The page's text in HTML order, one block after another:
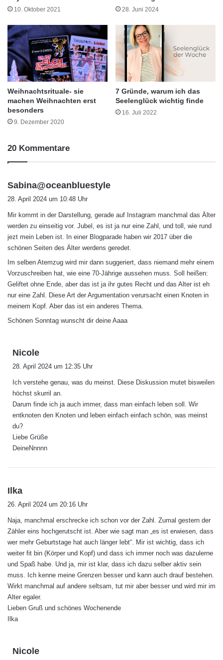
10. Oktober 2021 28. Juni 2024
Weihnachtsrituale- sie
machen Weihnachten erst
besonders
9. Dezember 2020
7 Gründe, warum ich das
Seelenglück wichtig finde
16. Juli 2022
20 Kommentare
Sabina@oceanbluestyle
t
:
28. April 2024 um 10:48 Uhr
Mir kommt in der Darstellung, gerade auf Instagram manchmal das Älter
werden zu einseitig vor. Jubel, es ist ja nur eine Zahl, und toll, wie rund
jezt mein Leben ist. In einer Blogparade haben wir 2017 über die
schönen Seiten des Älter werdens geredet.
Im selben Atemzug wird mir dann suggeriert, dass niemand mehr einem
Vorzuschreiben hat, wie eine 70-Jährige aussehen muss. Soll heißen:
Geliftet ohne Ende, aber das ist ja ihr gutes Recht und das Alter ist eh
nur eine Zahl. Diese Art der Argumentation verursacht einen Knoten in
meinem Kopf. Aber das ist ein anderes Thema.
Schönen Sonntag wunscht dir deine Aaaa
Nicole
t
:
28. April 2024 um 12:35 Uhr
Ich verstehe genau, was du meinst. Diese Diskussion mutet bisweilen
höchst skurril an.
Darum finde ich ja auch immer, dass man einfach leben soll. Wir
entknoten den Knoten und leben einfach einfach schön, was meinst
du?
Liebe Grüße
DeineNnnnn
Ilka
:
26. April 2024 um 20:16 Uhr
Naja, manchmal erschrecke ich schon vor der Zahl. Zumal gestern der
Zähler eins hochgerutscht ist. Aber wie sagt man „es ist erwiesen, dass
wer mehr Geburtstage hat auch länger lebt“. Mir ist wichtig, dass ich
weiter fit bin (Körper und Kopf) und dass ich immer noch was dazulerne
und Spaß habe. Und ja, mir ist klar, dass ich dazu selber aktiv sein
muss. Ich kenne meine Grenzen besser und kann auch drauf bestehen.
Wirkt manchmal auf andere seltsam, tut mir aber besser und wird mir im
Alter egaler.
Lieben Gruß und schönes Wochenende
Ilka
Nicole